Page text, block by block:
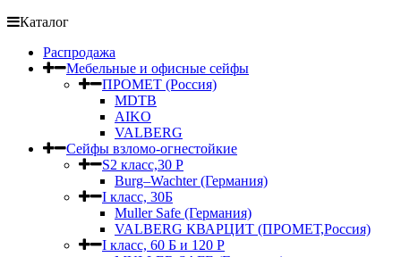
Каталог
Распродажа
Мебельные и офисные сейфы
ПРОМЕТ (Россия)
MDTB
AIKO
VALBERG
Сейфы взломо-огнестойкие
S2 класс,30 Р
Burg–Wachter (Германия)
I класс, 30Б
Muller Safe (Германия)
VALBERG КВАРЦИТ (ПРОМЕТ,Россия)
I класс, 60 Б и 120 Р